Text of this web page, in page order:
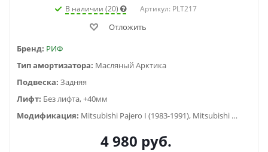
В наличии (20) Артикул: PLT217
Отложить
Бренд: РИФ
Тип амортизатора: Масляный Арктика
Подвеска: Задняя
Лифт: Без лифта, +40мм
Модификация:
Mitsubishi Pajero I (1983-1991), Mitsubishi Pajero Sport I (1998-2006), Mitsubishi Pajero Sport II (2009-2015), Mitsubishi Pajero Sport III (2015-...), Mitsubishi Pajero Sport III (2021-2022)
4 980 руб.